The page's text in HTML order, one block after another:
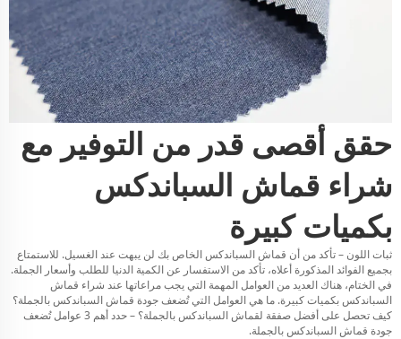
حقق أقصى قدر من التوفير مع
شراء قماش السباندكس
بكميات كبيرة
ثبات اللون – تأكد من أن قماش السباندكس الخاص بك لن يبهت عند الغسيل. للاستمتاع
بجميع الفوائد المذكورة أعلاه، تأكد من الاستفسار عن الكمية الدنيا للطلب وأسعار الجملة.
في الختام، هناك العديد من العوامل المهمة التي يجب مراعاتها عند شراء قماش
السباندكس بكميات كبيرة. ما هي العوامل التي تُضعف جودة قماش السباندكس بالجملة؟
كيف تحصل على أفضل صفقة لقماش السباندكس بالجملة؟ – حدد أهم 3 عوامل تُضعف
جودة قماش السباندكس بالجملة.